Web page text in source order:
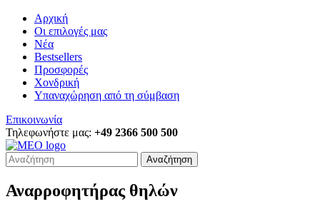
Αρχική
Οι επιλογές μας
Νέα
Bestsellers
Προσφορές
Χονδρική
Υπαναχώρηση από τη σύμβαση
Επικοινωνία
Τηλεφωνήστε μας: +49 2366 500 500
Αναζήτηση
Αναρροφητήρας θηλών